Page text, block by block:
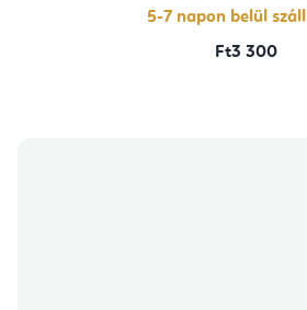
5-7 napon belül
Ft3 300